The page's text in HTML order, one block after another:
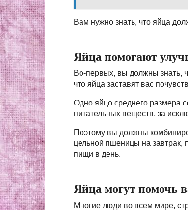
Вам нужно знать, что яйца
Яйца помогают
Во-первых, вы должны знать,
что яйца заставят вас
Одно яйцо среднего размера
питательных веществ, за
Поэтому вы должны
цельной пшеницы на
пищи в день.
Яйца могут помочь
Многие люди во всем мире,